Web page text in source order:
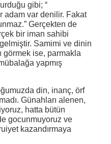
gibi; “
adam var denilir. Fakat
Gerçekten de
bir iman sahibi
Samimi ve dinin
görmek ise, parmakla
yapmış
din, inanç, örf
Günahları alenen,
hatta bütün
gocunmuyoruz ve
kazandırmaya